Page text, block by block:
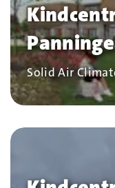
Bedrijf
Solid Air